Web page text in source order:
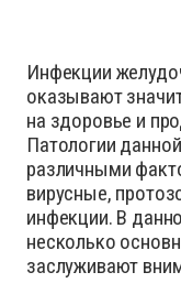
Инфекции
оказывают
на здоровье и
Патологии
различными
вирусные,
инфекции. В
несколько
заслуживают